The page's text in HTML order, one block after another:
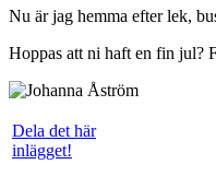
Nu är jag hemma efter lek,
Hoppas att ni haft en fin jul?
Dela det här
inlägget!